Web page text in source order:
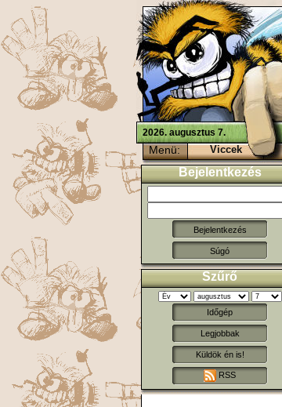
2026. augusztus 7.
Menü: Viccek
Bejelentkezés
Súgó
Szűrő
Időgép
Legjobbak
Küldök én is!
RSS